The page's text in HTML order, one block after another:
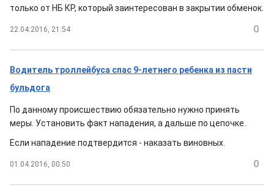
только от НБ КР, который заинтересован в закрытии обменок.
22.04.2016, 21:54 0
Водитель троллейбуса спас 9-летнего ребенка из пасти
бульдога
По данному происшествию обязательно нужно принять
меры. Установить факт нападения, а дальше по цепочке.
Если нападение подтвердится - наказать виновных.
01.04.2016, 00:50 0